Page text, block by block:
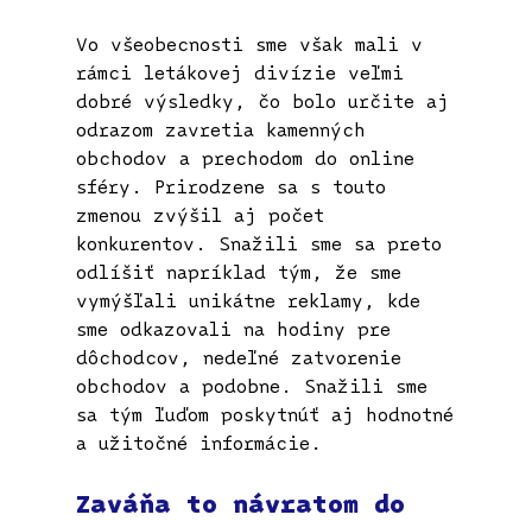
Vo všeobecnosti sme však mali v
rámci letákovej divízie veľmi
dobré výsledky, čo bolo určite aj
odrazom zavretia kamenných
obchodov a prechodom do online
sféry. Prirodzene sa s touto
zmenou zvýšil aj počet
konkurentov. Snažili sme sa preto
odlíšiť napríklad tým, že sme
vymýšľali unikátne reklamy, kde
sme odkazovali na hodiny pre
dôchodcov, nedeľné zatvorenie
obchodov a podobne. Snažili sme
sa tým ľuďom poskytnúť aj hodnotné
a užitočné informácie.
Zaváňa to návratom do